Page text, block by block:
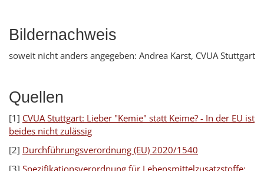
Bildernachweis
soweit nicht anders angegeben: Andrea Karst, CVUA Stuttgart
Quellen
[1] CVUA Stuttgart: Lieber "Kemie" statt Keime? - In der EU ist
beides nicht zulässig
[2] Durchführungsverordnung (EU) 2020/1540